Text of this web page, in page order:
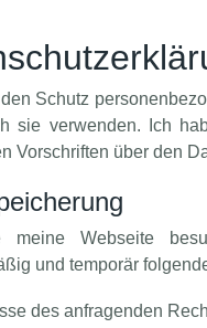
den Schutz
sie verwenden. Ich
Vorschriften über den
meine Webseite
und temporär
des anfragenden